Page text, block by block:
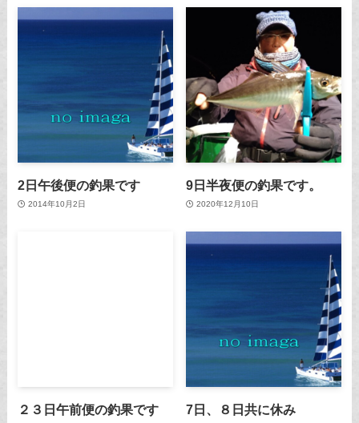
2日午後便の釣果です
2014年10月2日
9日半夜便の釣果です。
2020年12月10日
２３日午前便の釣果です 7日、８日共に休み